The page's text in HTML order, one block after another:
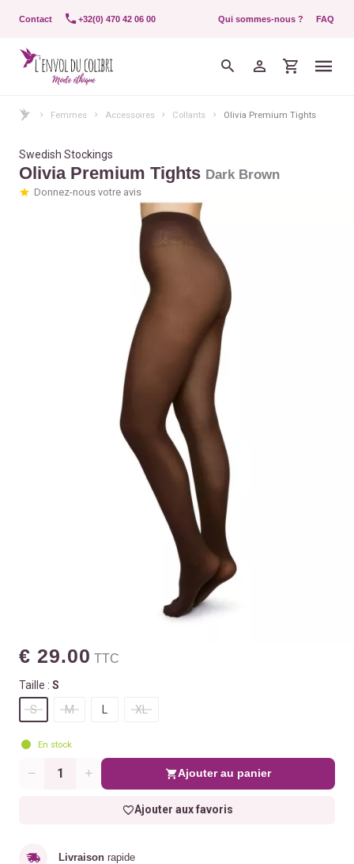
Contact +32(0) 470 42 06 00 Qui sommes-nous ? FAQ
Femmes Accessoires Collants Olivia Premium Tights
Swedish Stockings
Olivia Premium Tights Dark Brown
Donnez-nous votre avis
€ 29.00 TTC
Taille : S
S
M XL
En stock
Quantité Ajouter au panier
Ajouter aux favoris
Livraison rapide